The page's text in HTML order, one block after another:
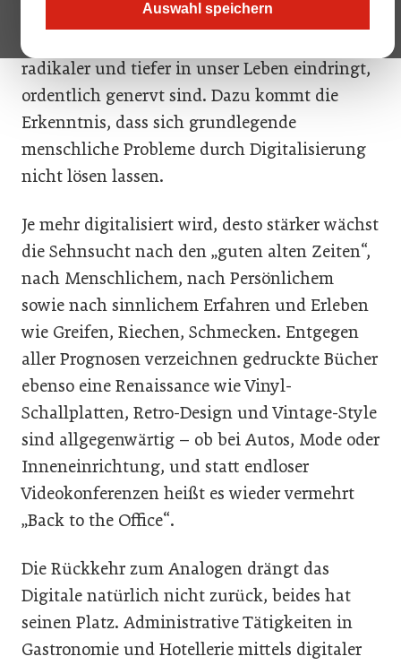
Auswahl speichern
Wunder, dass viele Menschen von der
radikaler und tiefer in unser Leben eindringt,
ordentlich genervt sind. Dazu kommt die
Erkenntnis, dass sich grundlegende
menschliche Probleme durch Digitalisierung
nicht lösen lassen.
Je mehr digitalisiert wird, desto stärker wächst
die Sehnsucht nach den „guten alten Zeiten“,
nach Menschlichem, nach Persönlichem
sowie nach sinnlichem Erfahren und Erleben
wie Greifen, Riechen, Schmecken. Entgegen
aller Prognosen verzeichnen gedruckte Bücher
ebenso eine Renaissance wie Vinyl-
Schallplatten, Retro-Design und Vintage-Style
sind allgegenwärtig – ob bei Autos, Mode oder
Inneneinrichtung, und statt endloser
Videokonferenzen heißt es wieder vermehrt
„Back to the Office“.
Die Rückkehr zum Analogen drängt das
Digitale natürlich nicht zurück, beides hat
seinen Platz. Administrative Tätigkeiten in
Gastronomie und Hotellerie mittels digitaler